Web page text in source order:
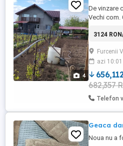
4
De vinzare
Vechi com.
centrala
centrala,
m pătrați
,(pomi
3124
Furcenii
azi 10:01
682,357
Telefon
Geaca
Noua nu a